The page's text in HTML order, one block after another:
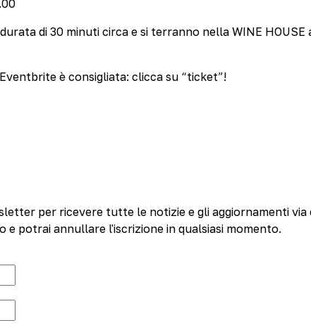
di 30 minuti circa e si terranno nella WINE HOUSE
è consigliata: clicca su “ticket”!
per ricevere tutte le notizie e gli aggiornamenti via
potrai annullare l'iscrizione in qualsiasi momento.